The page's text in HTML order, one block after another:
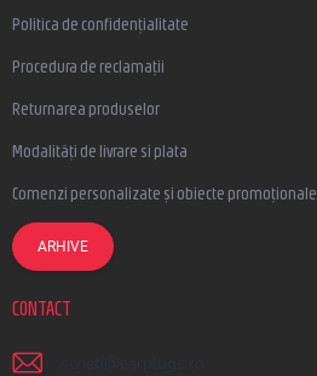
Politica de confidențialitate
Procedura de reclamații
Returnarea produselor
Modalități de livrare si plata
Comenzi personalizate și obiecte promoționale
ARHIVE
CONTACT
scrieti @ earplugs.ro